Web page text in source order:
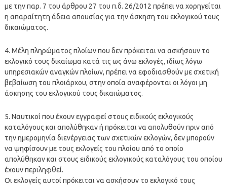
με την παρ. 7 του άρθρου 27 του π.δ. 26/2012 πρέπει να χορηγείται
η απαραίτητη άδεια απουσίας για την άσκηση του εκλογικού τους
δικαιώματος.
4. Μέλη πληρώματος πλοίων που δεν πρόκειται να ασκήσουν το
εκλογικό τους δικαίωμα κατά τις ως άνω εκλογές, ιδίως λόγω
υπηρεσιακών αναγκών πλοίων, πρέπει να εφοδιασθούν με σχετική
βεβαίωση του πλοιάρχου, στην οποία αναφέρονται οι λόγοι μη
άσκησης του εκλογικού τους δικαιώματος.
5. Ναυτικοί που έχουν εγγραφεί στους ειδικούς εκλογικούς
καταλόγους και απολύθηκαν ή πρόκειται να απολυθούν πριν από
την ημερομηνία διενέργειας των σχετικών εκλογών, δεν μπορούν
να ψηφίσουν με τους εκλογείς του πλοίου από το οποίο
απολύθηκαν και στους ειδικούς εκλογικούς καταλόγους του οποίου
έχουν περιληφθεί.
Οι εκλογείς αυτοί πρόκειται να ασκήσουν το εκλογικό τους